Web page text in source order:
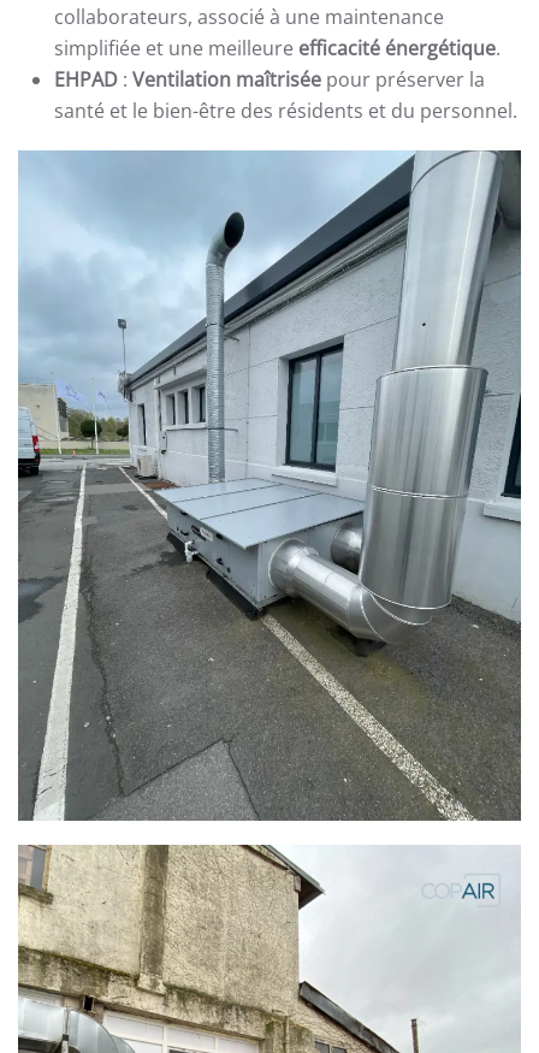
collaborateurs, associé à une maintenance
simplifiée et une meilleure efficacité énergétique.
EHPAD : Ventilation maîtrisée pour préserver la
santé et le bien-être des résidents et du personnel.